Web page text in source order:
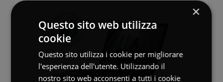
×
Questo sito web utilizza
cookie
Questo sito utilizza i cookie per migliorare
l'esperienza dell'utente. Utilizzando il
nostro sito web acconsenti a tutti i cookie